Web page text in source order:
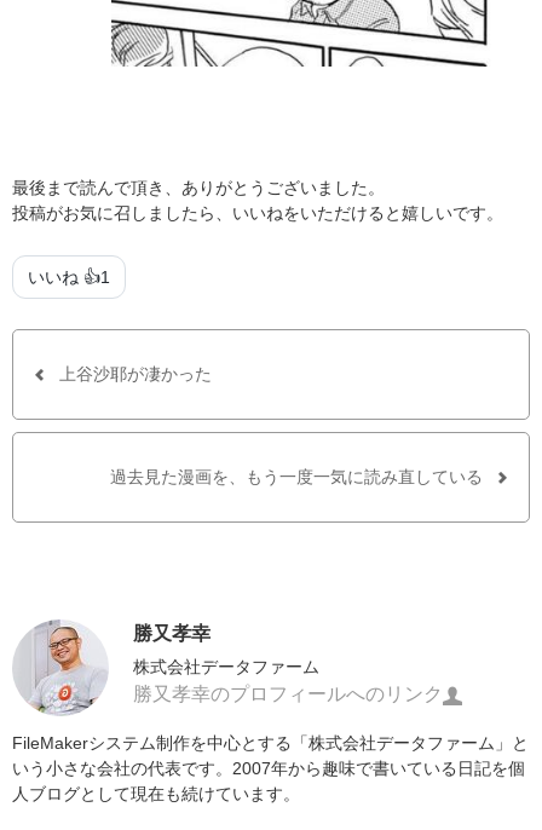
最後まで読んで頂き、ありがとうございました。
投稿がお気に召しましたら、いいねをいただけると嬉しいです。
いいね 👍1
上谷沙耶が凄かった
過去見た漫画を、もう一度一気に読み直している
勝又孝幸
株式会社データファーム
勝又孝幸のプロフィールへのリンク
FileMakerシステム制作を中心とする「株式会社データファーム」と
いう小さな会社の代表です。2007年から趣味で書いている日記を個
人ブログとして現在も続けています。